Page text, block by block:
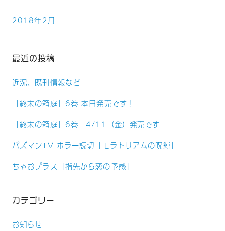
2018年2月
最近の投稿
近況、既刊情報など
「終末の箱庭」6巻 本日発売です！
「終末の箱庭」6巻 4/11（金）発売です
バズマンTV ホラー読切「モラトリアムの呪縛」
ちゃおプラス「指先から恋の予感」
カテゴリー
お知らせ